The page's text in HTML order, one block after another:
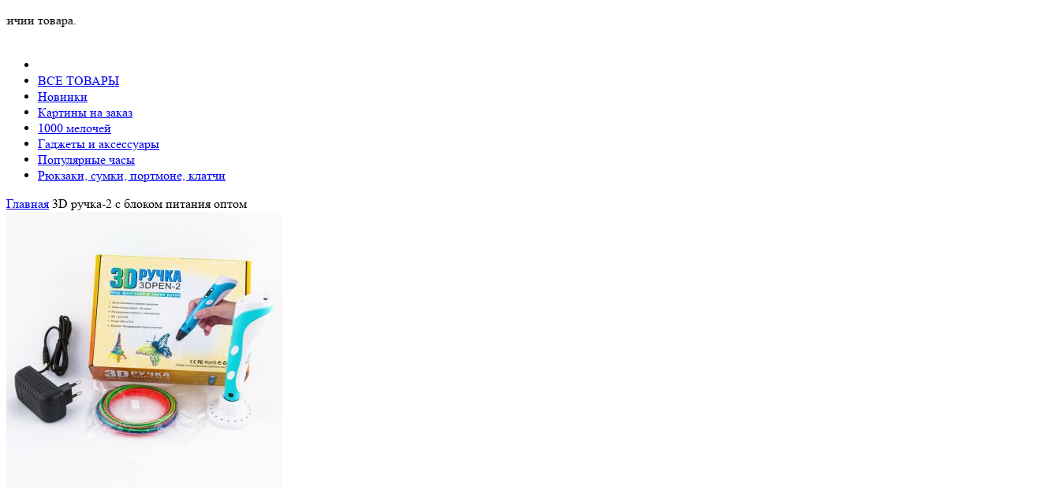
ВСЕ ТОВАРЫ
Новинки
Картины на заказ
1000 мелочей
Гаджеты и аксессуары
Популярные часы
Рюкзаки, сумки, портмоне, клатчи
Главная 3D ручка-2 с блоком питания оптом